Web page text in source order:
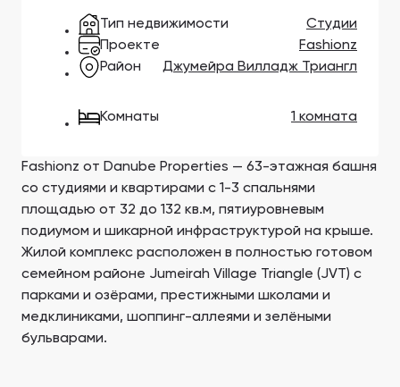
Арабиан Ранчес
Районы 88
Ellington Properties Binghatti Developers
Aqua Properties
Тип недвижимости
Студии
Проекте
Fashionz
Район
Джумейра Вилладж Триангл
Комнаты 1 комната
Fashionz от Danube Properties — 63-этажная башня
со студиями и квартирами с 1-3 спальнями
площадью от 32 до 132 кв.м, пятиуровневым
подиумом и шикарной инфраструктурой на крыше.
Жилой комплекс расположен в полностью готовом
семейном районе Jumeirah Village Triangle (JVT) с
парками и озёрами, престижными школами и
медклиниками, шоппинг-аллеями и зелёными
бульварами.